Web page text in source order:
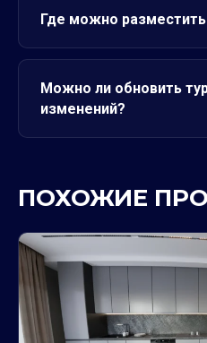
Где можно
Можно ли обновить
изменений?
ПОХОЖИЕ